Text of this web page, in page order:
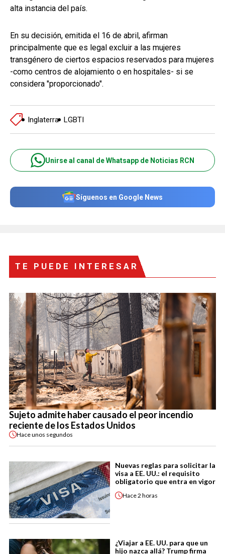
alta instancia del país.
En su decisión, emitida el 16 de abril, afirman
principalmente que es legal excluir a las mujeres
transgénero de ciertos espacios reservados para mujeres
-como centros de alojamiento o en hospitales- si se
considera "proporcionado".
Inglaterra LGBTI
Unirse al canal de Whatsapp de Noticias RCN
Síguenos en Google News
TE PUEDE INTERESAR
Sujeto admite haber causado el peor incendio
reciente de los Estados Unidos
Haceunos segundos
Nuevas reglas para solicitar la
visa a EE. UU.: el requisito
obligatorio que entra en vigor
Hace2 horas
¿Viajar a EE. UU. para que un
hijo nazca allá? Trump firma